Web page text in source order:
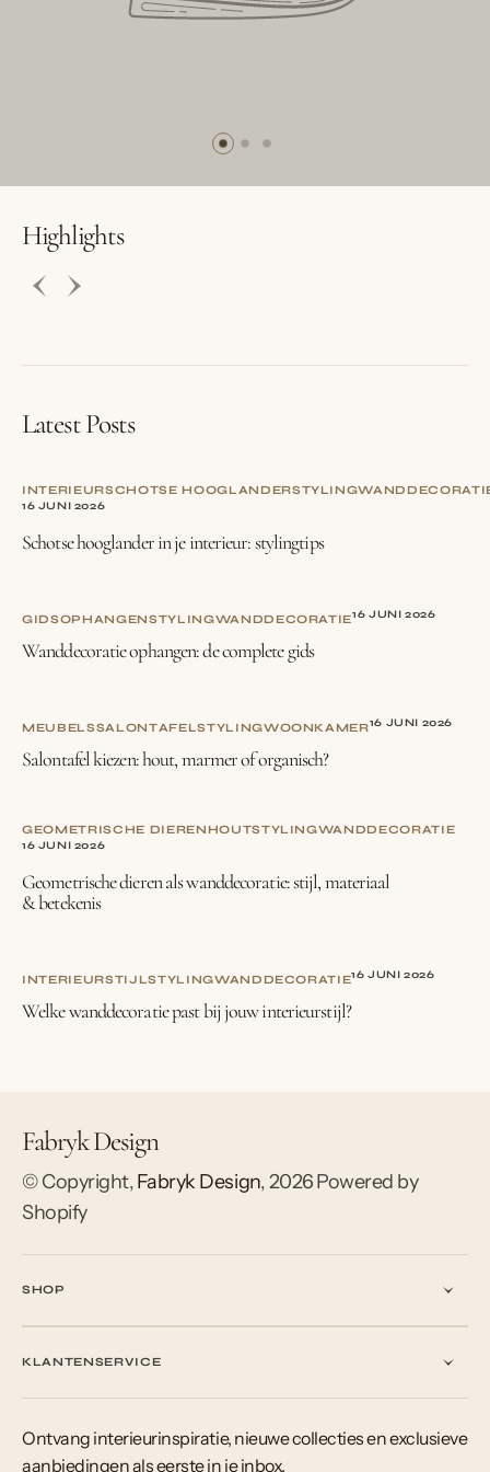
BUTTON LABELBUTTON LABEL
Highlights
Latest Posts
INTERIEURSCHOTSE HOOGLANDERSTYLING
16 JUNI 2026
Schotse hooglander in je interieur: stylingtips
GIDSOPHANGENSTYLINGWANDDECORATIE16 JUNI 2026
Wanddecoratie ophangen: de complete gids
MEUBELSSALONTAFELSTYLINGWOONKAMER16 JUNI 2026
Salontafel kiezen: hout, marmer of organisch?
GEOMETRISCHE DIERENHOUTSTYLINGWANDDECORATIE
16 JUNI 2026
Geometrische dieren als wanddecoratie: stijl, materiaal
& betekenis
INTERIEURSTIJLSTYLINGWANDDECORATIE16 JUNI 2026
Welke wanddecoratie past bij jouw interieurstijl?
Fabryk Design
© Copyright,Fabryk Design,2026Powered by
Shopify
SHOP
KLANTENSERVICE
Ontvang interieurinspiratie, nieuwe collecties en exclusieve
aanbiedingen als eerste in je inbox.